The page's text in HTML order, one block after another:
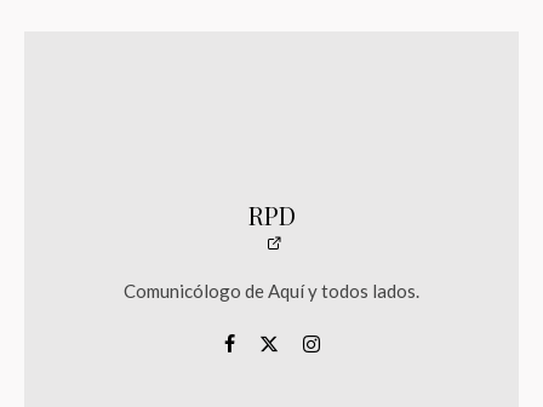
RPD
Comunicólogo de Aquí y todos lados.